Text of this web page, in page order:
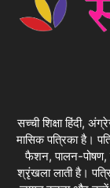
सच्ची शिक्षा हिंदी,
मासिक पत्रिका है।
फैशन, पालन-पोषण,
श्रृंखला लाती है।